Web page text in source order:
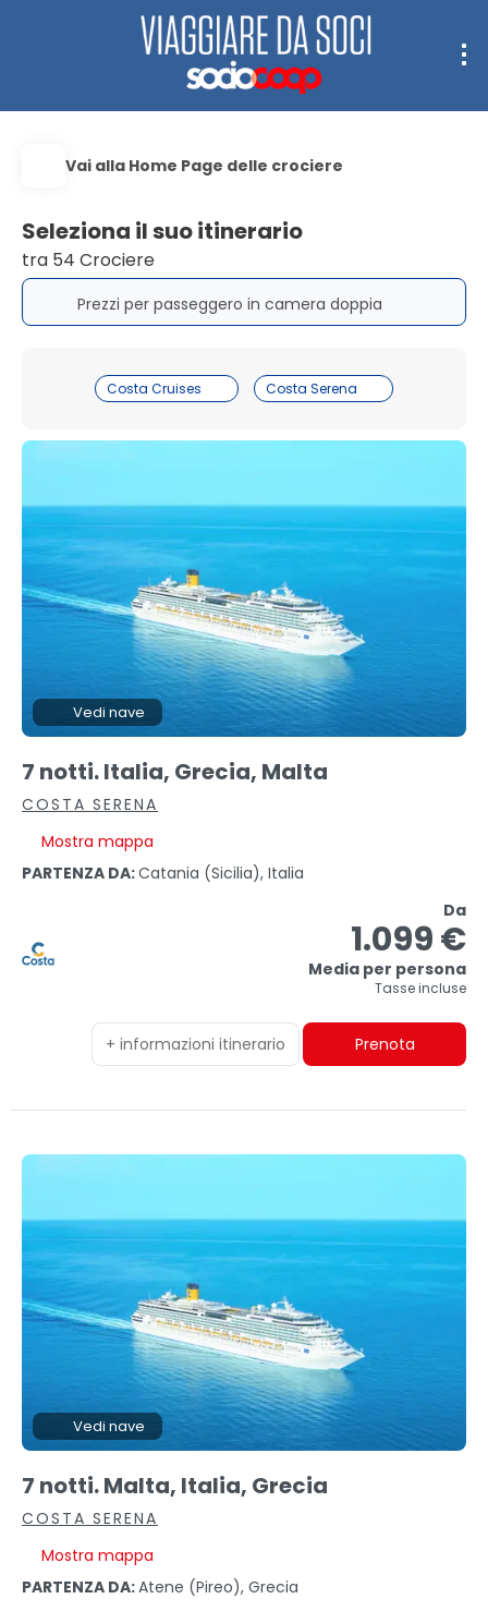
Vai alla Home Page delle crociere
Seleziona il suo itinerario
tra 54 Crociere
Prezzi per passeggero in camera doppia
Costa Cruises Costa Serena
Vedi nave
7 notti. Italia, Grecia, Malta
COSTA SERENA
Mostra mappa
PARTENZA DA:Catania (sicilia), Italia
Da
1.099 €
Media per persona
Tasse incluse
+ informazioni itinerario Prenota
Vedi nave
7 notti. Malta, Italia, Grecia
COSTA SERENA
Mostra mappa
PARTENZA DA:Atene (pireo), Grecia